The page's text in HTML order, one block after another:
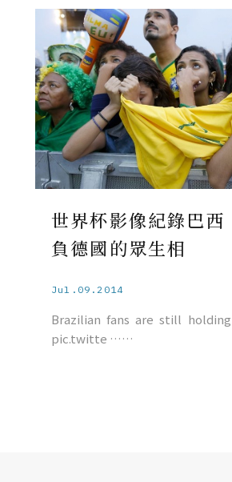
世界杯影像紀錄巴西
負德國的眾生相
Jul.09.2014
Brazilian fans are still
pic.twitte ……